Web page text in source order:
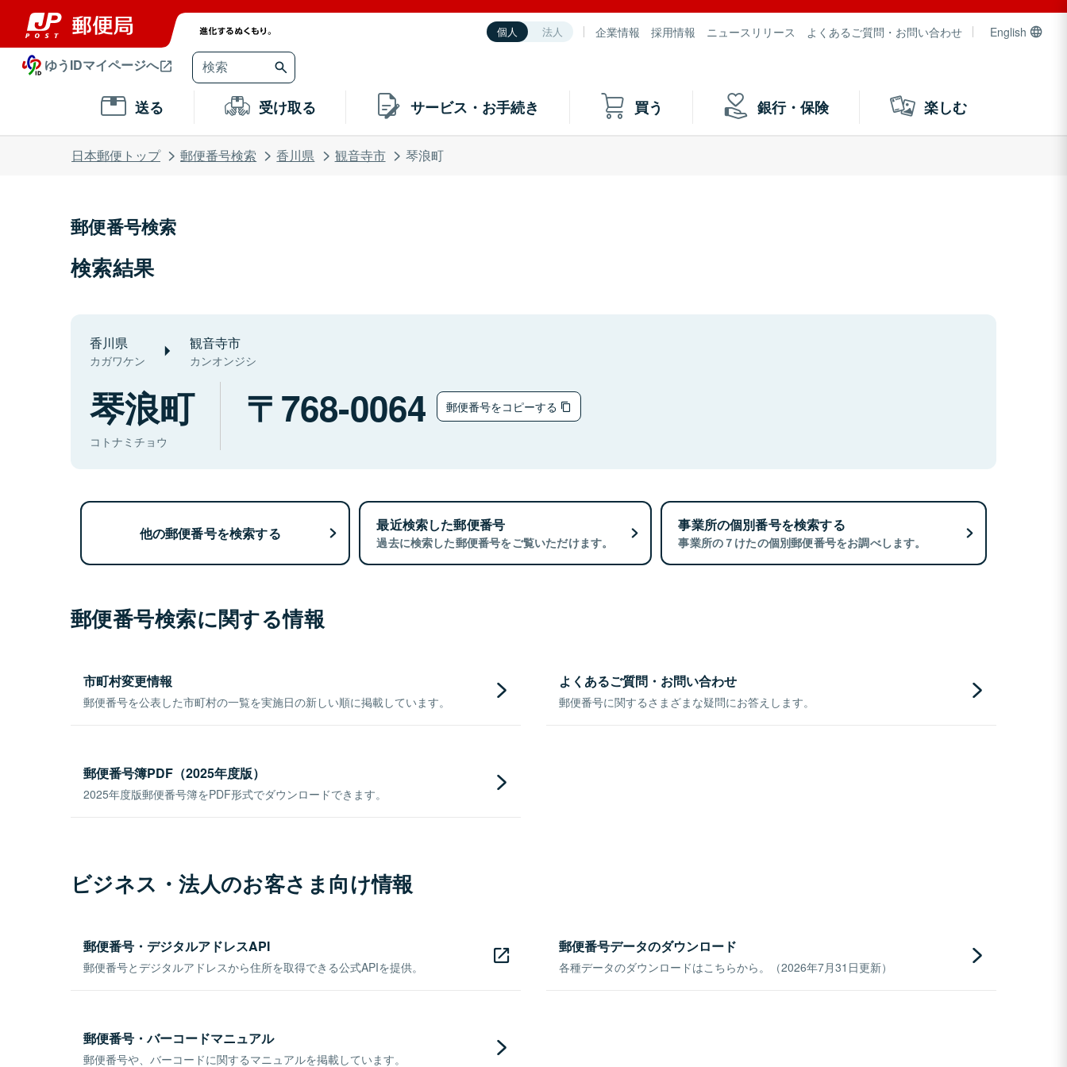
個人 法人 企業情報 採用情報 ニュースリリース よくあるご質問・お問い合わせ English
ゆうIDマイページへ
送る 受け取る サービス・お手続き 買う 銀行・保険 楽しむ
日本郵便トップ 郵便番号検索 香川県 観音寺市 琴浪町
郵便番号検索
検索結果
香川県
カガワケン
観音寺市
カンオンジシ
琴浪町
コトナミチョウ
768-0064 郵便番号をコピーする
他の郵便番号を検索する 最近検索した郵便番号
過去に検索した郵便番号をご覧いただけます。
事業所の個別番号を検索する
事業所の７けたの個別郵便番号をお調べします。
郵便番号検索に関する情報
市町村変更情報
郵便番号を公表した市町村の一覧を実施日の新しい順に掲載しています。
よくあるご質問・お問い合わせ
郵便番号に関するさまざまな疑問にお答えします。
郵便番号簿PDF（2025年度版）
2025年度版郵便番号簿をPDF形式でダウンロードできます。
ビジネス・法人のお客さま向け情報
郵便番号・デジタルアドレスAPI
郵便番号とデジタルアドレスから住所を取得できる公式APIを提供。
郵便番号データのダウンロード
各種データのダウンロードはこちらから。（2026年7月31日更新）
郵便番号・バーコードマニュアル
郵便番号や、バーコードに関するマニュアルを掲載しています。